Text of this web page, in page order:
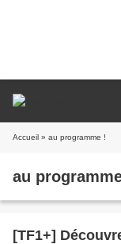
Accueil » au programme !
au
[TF1+]